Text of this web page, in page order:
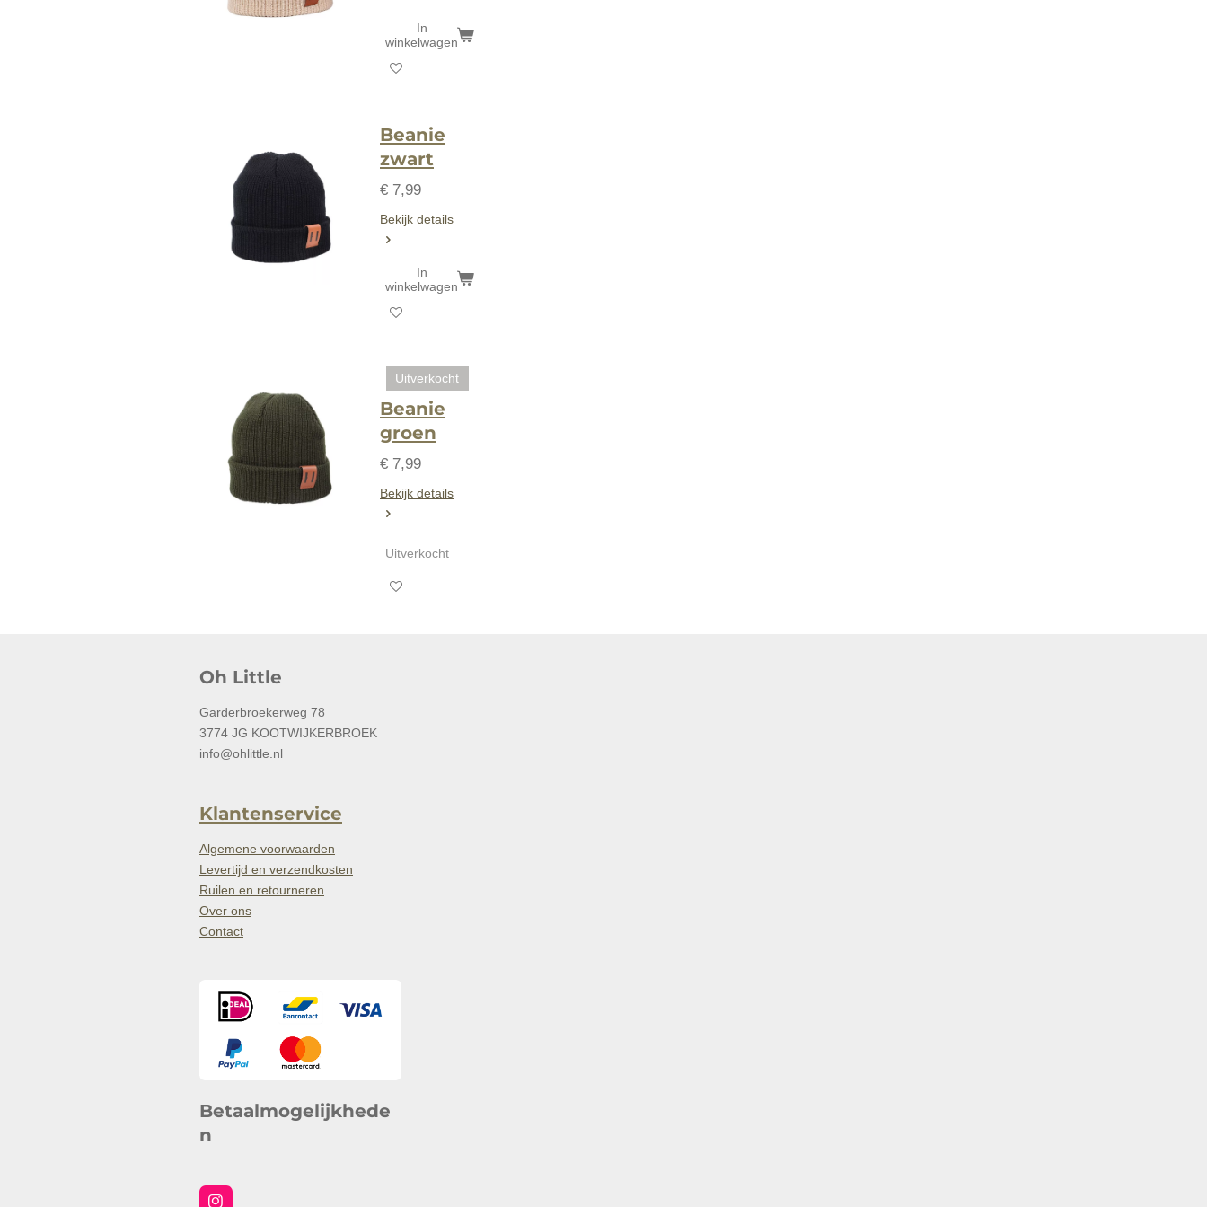
In
winkelwagen
Beanie
zwart
€ 7,99
Bekijk details
In
winkelwagen
Uitverkocht
Beanie
groen
€ 7,99
Bekijk details
Uitverkocht
Oh Little
Garderbroekerweg 78
3774 JG KOOTWIJKERBROEK
info@ohlittle.nl
Klantenservice
Algemene voorwaarden
Levertijd en verzendkosten
Ruilen en retourneren
Over ons
Contact
Betaalmogelijkhede
n